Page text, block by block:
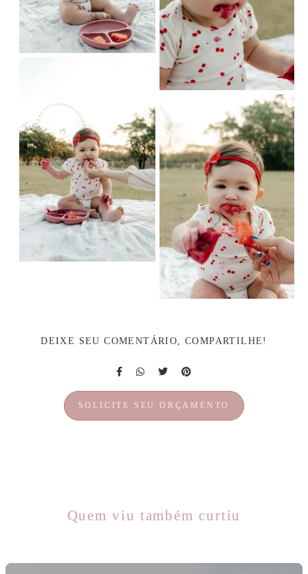
DEIXE SEU COMENTÁRIO, COMPARTILHE!
SOLICITE SEU ORÇAMENTO
Quem viu também curtiu